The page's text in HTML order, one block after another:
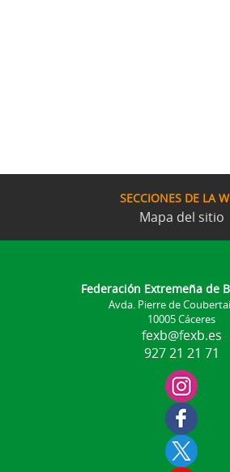
SECCIONES DE LA
Mapa del sitio
Federación Extremeña de
Avda. Pierre de
10005 Cáceres
fexb@fexb.es
927 21 21 71